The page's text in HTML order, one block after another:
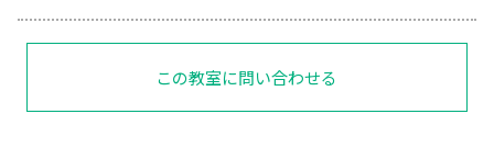
この教室に問い合わせる